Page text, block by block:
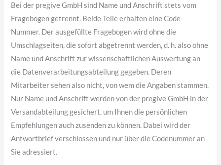
Bei der pregive GmbH sind Name und Anschrift stets vom
Fragebogen getrennt. Beide Teile erhalten eine Code-
Nummer. Der ausgefüllte Fragebogen wird ohne die
Umschlagseiten, die sofort abgetrennt werden, d. h. also ohne
Name und Anschrift zur wissenschaftlichen Auswertung an
die Datenverarbeitungsabteilung gegeben. Deren
Mitarbeiter sehen also nicht, von wem die Angaben stammen.
Nur Name und Anschrift werden von der pregive GmbH in der
Versandabteilung gesichert, um Ihnen die persönlichen
Empfehlungen auch zusenden zu können. Dabei wird der
Antwortbrief verschlossen und nur über die Codenummer an
Sie adressiert.